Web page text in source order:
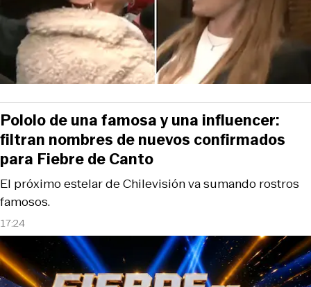
17:24
El próximo estelar de Chilevisión va sumando rostros
famosos.
Pololo de una famosa y una influencer:
filtran nombres de nuevos confirmados
para Fiebre de Canto